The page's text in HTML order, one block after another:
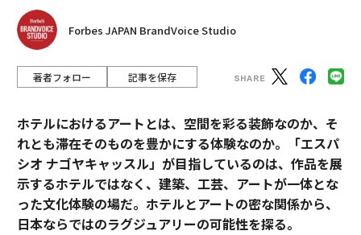
データサイエンスチームや6桁の予算は必要ない。必要
なのは本物の情報源と、生成を始める前の一貫した訓練
AIで勝利するブランドは、最大の予算や最も洗練された
ツールを持つブランドではない。ツールが実際に何であ
るかを理解しているブランドだ。つまり、あなたの文化
をそこに読み込まないと、それを反映できない統計的パ
ターンマッチャーなのである。
Forbes JAPAN BrandVoice Studio
著者フォロー 記事を保存
ホテルにおけるアートとは、空間を彩る装飾なのか、そ
れとも滞在そのものを豊かにする体験なのか。「エスパ
シオ ナゴヤキャッスル」が目指しているのは、作品を展
示するホテルではなく、建築、工芸、アートが一体とな
った文化体験の場だ。ホテルとアートの密な関係から、
日本ならではのラグジュアリーの可能性を探る。